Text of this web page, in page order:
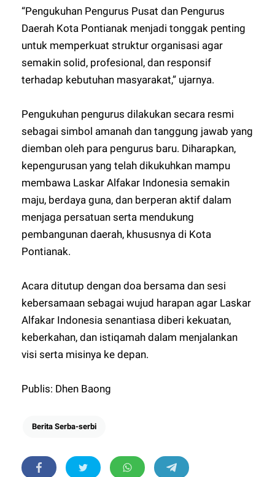
“Pengukuhan Pengurus Pusat dan Pengurus
Daerah Kota Pontianak menjadi tonggak penting
untuk memperkuat struktur organisasi agar
semakin solid, profesional, dan responsif
terhadap kebutuhan masyarakat,” ujarnya.
Pengukuhan pengurus dilakukan secara resmi
sebagai simbol amanah dan tanggung jawab yang
diemban oleh para pengurus baru. Diharapkan,
kepengurusan yang telah dikukuhkan mampu
membawa Laskar Alfakar Indonesia semakin
maju, berdaya guna, dan berperan aktif dalam
menjaga persatuan serta mendukung
pembangunan daerah, khususnya di Kota
Pontianak.
Acara ditutup dengan doa bersama dan sesi
kebersamaan sebagai wujud harapan agar Laskar
Alfakar Indonesia senantiasa diberi kekuatan,
keberkahan, dan istiqamah dalam menjalankan
visi serta misinya ke depan.
Publis: Dhen Baong
Berita Serba-serbi